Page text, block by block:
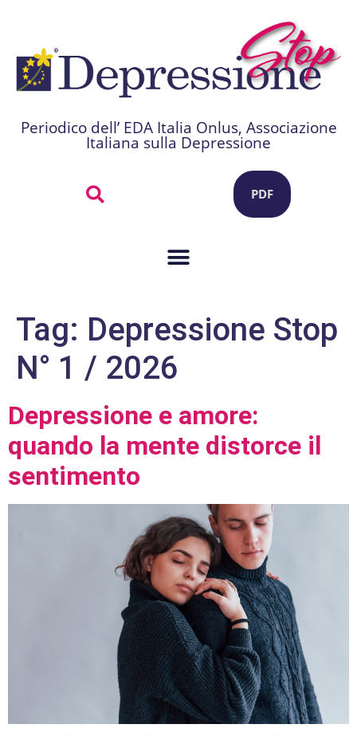
Periodico dell’ EDA Italia Onlus, Associazione
Italiana sulla Depressione
PDF
Tag: Depressione Stop
N° 1 / 2026
Depressione e amore:
quando la mente distorce il
sentimento